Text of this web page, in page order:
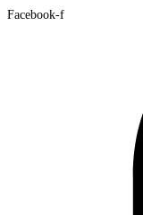
Facebook-f